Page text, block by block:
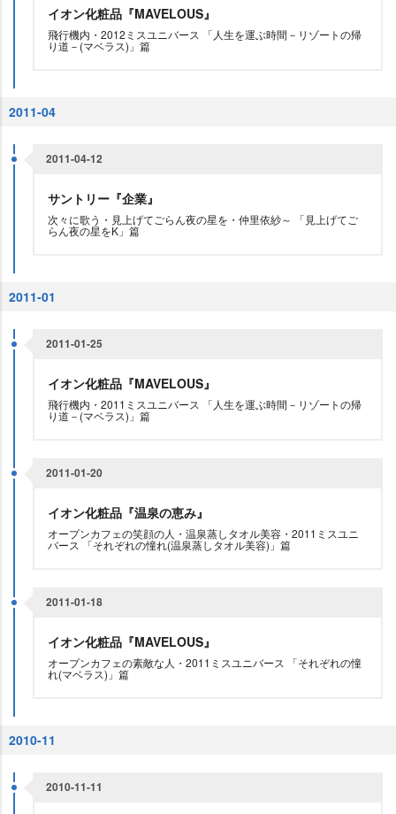
イオン化粧品『MAVELOUS』
飛行機内・2012ミスユニバース 「人生を運ぶ時間－リゾートの帰
り道－(マベラス)」篇
2011-04
2011-04-12
サントリー『企業』
次々に歌う・見上げてごらん夜の星を・仲里依紗～ 「見上げてご
らん夜の星をK」篇
2011-01
2011-01-25
イオン化粧品『MAVELOUS』
飛行機内・2011ミスユニバース 「人生を運ぶ時間－リゾートの帰
り道－(マベラス)」篇
2011-01-20
イオン化粧品『温泉の恵み』
オープンカフェの笑顔の人・温泉蒸しタオル美容・2011ミスユニ
バース 「それぞれの憧れ(温泉蒸しタオル美容)」篇
2011-01-18
イオン化粧品『MAVELOUS』
オープンカフェの素敵な人・2011ミスユニバース 「それぞれの憧
れ(マベラス)」篇
2010-11
2010-11-11